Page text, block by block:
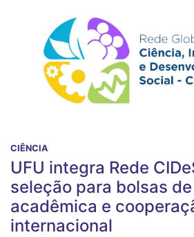
CIÊNCIA
UFU integra Rede
seleção para bolsas
acadêmica e
internacional